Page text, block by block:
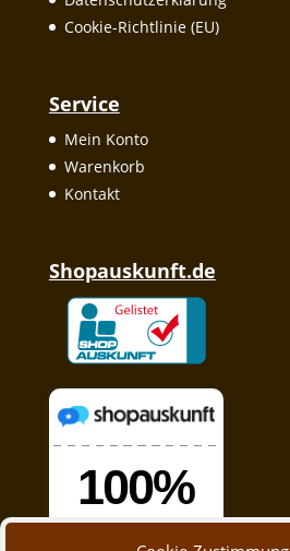
Cookie-Richtlinie (EU)
Service
Mein Konto
Warenkorb
Kontakt
Shopauskunft.de